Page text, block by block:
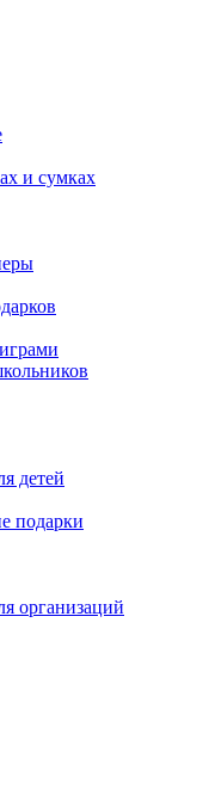
и сумках
детей
подарки
организаций